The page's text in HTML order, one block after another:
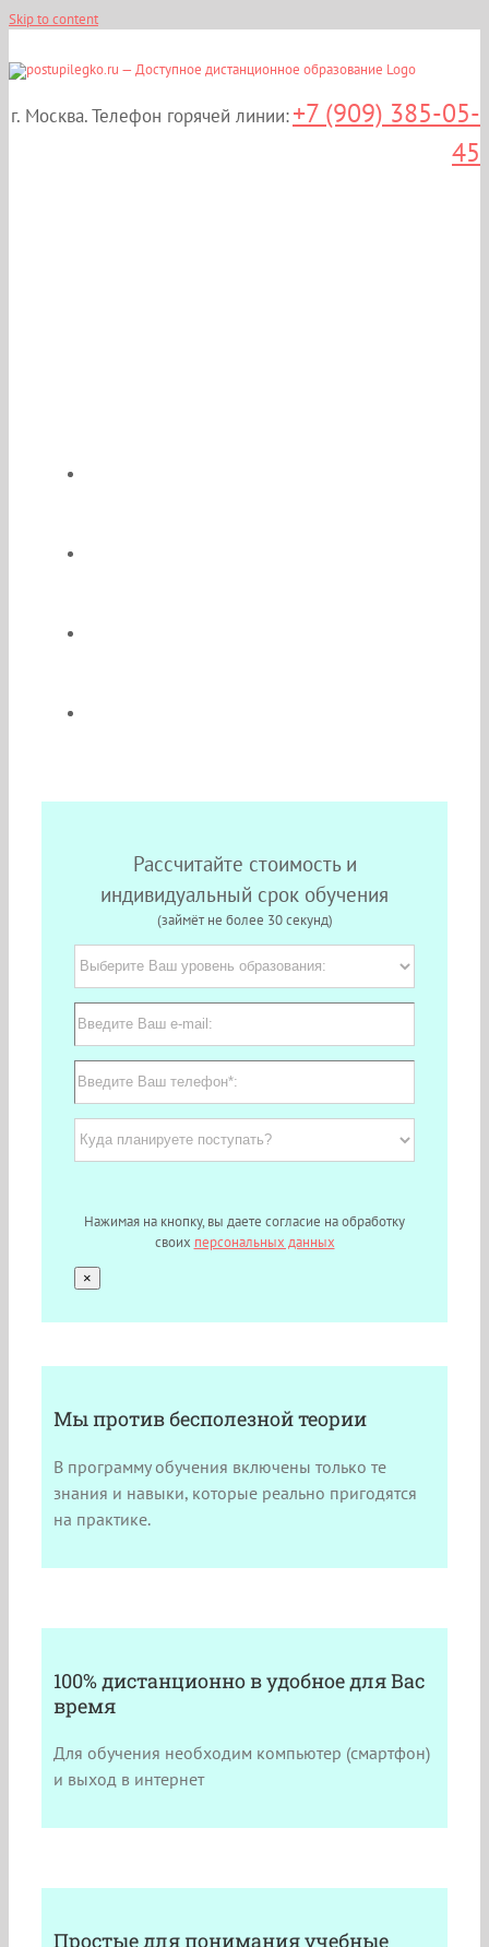
Skip to content
г. Москва. Телефон горячей линии:+7 (909) 385-05-
45
Рассчитайте стоимость и
индивидуальный срок обучения
(займёт не более 30 секунд)
Нажимая на кнопку, вы даете согласие на обработку
своих персональных данных
×
Мы против бесполезной теории
В программу обучения включены только те
знания и навыки, которые реально пригодятся
на практике.
100% дистанционно в удобное для Вас
время
Для обучения необходим компьютер (смартфон)
и выход в интернет
Простые для понимания учебные